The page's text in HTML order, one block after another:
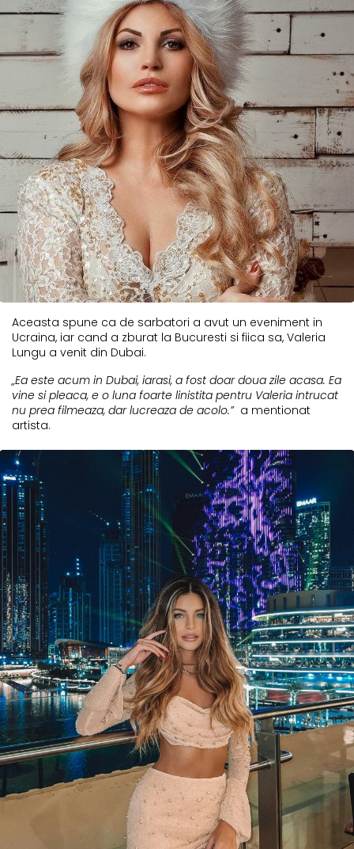
Aceasta spune ca de sarbatori a avut un eveniment in
Ucraina, iar cand a zburat la Bucuresti si fiica sa, Valeria
Lungu a venit din Dubai.
„Ea este acum in Dubai, iarasi, a fost doar doua zile acasa. Ea
vine si pleaca, e o luna foarte linistita pentru Valeria intrucat
nu prea filmeaza, dar lucreaza de acolo.” a mentionat
artista.